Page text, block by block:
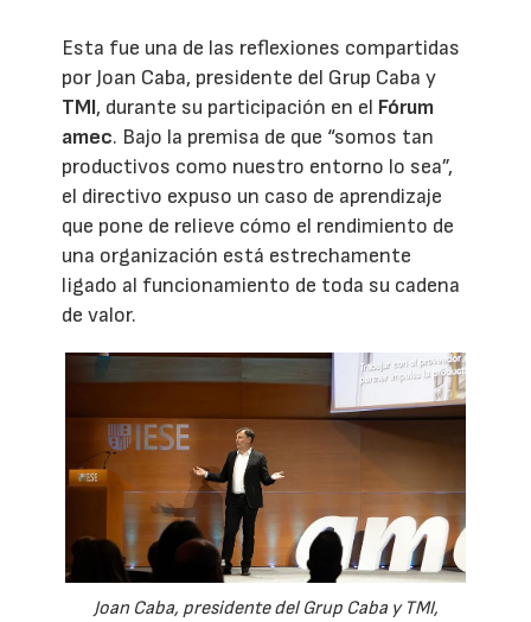
Esta fue una de las reflexiones compartidas
por Joan Caba, presidente del Grup Caba y
TMI, durante su participación en el Fórum
amec. Bajo la premisa de que “somos tan
productivos como nuestro entorno lo sea”,
el directivo expuso un caso de aprendizaje
que pone de relieve cómo el rendimiento de
una organización está estrechamente
ligado al funcionamiento de toda su cadena
de valor.
Joan Caba, presidente del Grup Caba y TMI,